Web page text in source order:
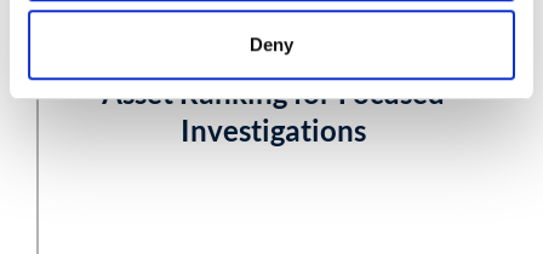
Deny
Asset Ranking for Focused
Investigations